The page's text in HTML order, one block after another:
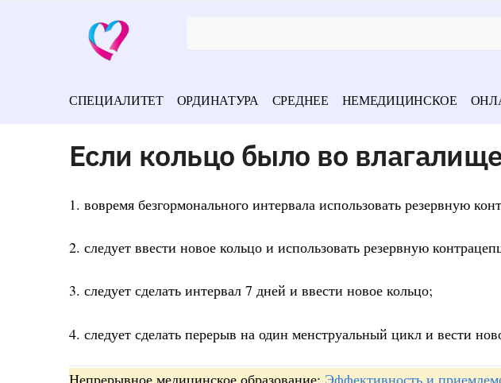
СПЕЦИАЛИТЕТ ОРДИНАТУРА СРЕДНЕЕ НЕМЕДИЦИНСКОЕ
Если кольцо было во
1. вовремя безгормонального интервала использовать резервную
2. следует ввести новое кольцо и использовать резервную
3. следует сделать интервал 7 дней и ввести новое кольцо;
4. следует сделать перерыв на один менструальный цикл и вести